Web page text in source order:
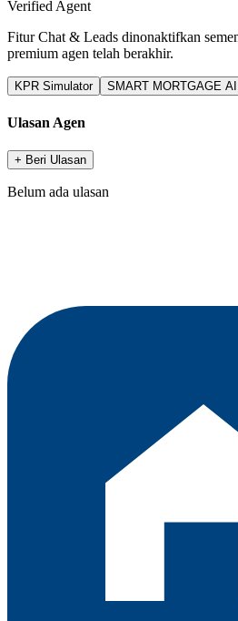
Verified Agent
Fitur Chat & Leads dinonaktifkan
premium agen telah berakhir.
KPR Simulator SMART MORTGAGE AI
Ulasan Agen
+ Beri Ulasan
Belum ada ulasan